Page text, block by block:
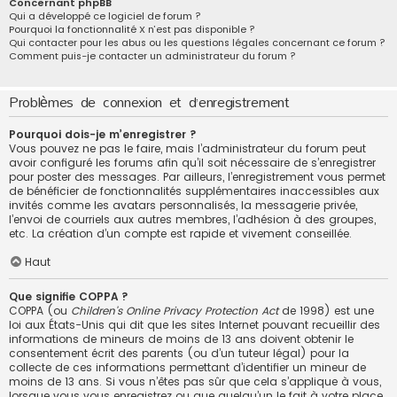
Qui a développé ce logiciel de forum ?
Pourquoi la fonctionnalité X n’est pas disponible ?
Qui contacter pour les abus ou les questions légales concernant ce forum ?
Comment puis-je contacter un administrateur du forum ?
Problèmes de connexion et d’enregistrement
Pourquoi dois-je m’enregistrer ?
Vous pouvez ne pas le faire, mais l’administrateur du forum peut
avoir configuré les forums afin qu’il soit nécessaire de s’enregistrer
pour poster des messages. Par ailleurs, l’enregistrement vous permet
de bénéficier de fonctionnalités supplémentaires inaccessibles aux
invités comme les avatars personnalisés, la messagerie privée,
l’envoi de courriels aux autres membres, l’adhésion à des groupes,
etc. La création d’un compte est rapide et vivement conseillée.
Haut
Que signifie COPPA ?
COPPA (ou Children’s Online Privacy Protection Actde 1998) est une
loi aux États-Unis qui dit que les sites Internet pouvant recueillir des
informations de mineurs de moins de 13 ans doivent obtenir le
consentement écrit des parents (ou d’un tuteur légal) pour la
collecte de ces informations permettant d’identifier un mineur de
moins de 13 ans. Si vous n’êtes pas sûr que cela s’applique à vous,